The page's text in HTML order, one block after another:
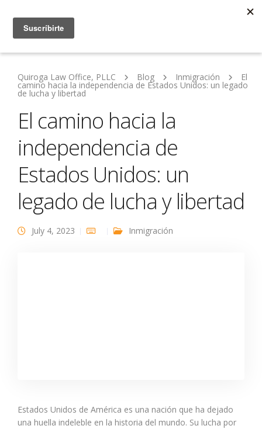
Quiroga Law Office, PLLC Blog Inmigración El
camino hacia la independencia de Estados Unidos: un legado
de lucha y libertad
El camino hacia la
independencia de
Estados Unidos: un
legado de lucha y libertad
July 4, 2023 Inmigración
Estados Unidos de América es una nación que ha dejado
una huella indeleble en la historia del mundo. Su lucha por